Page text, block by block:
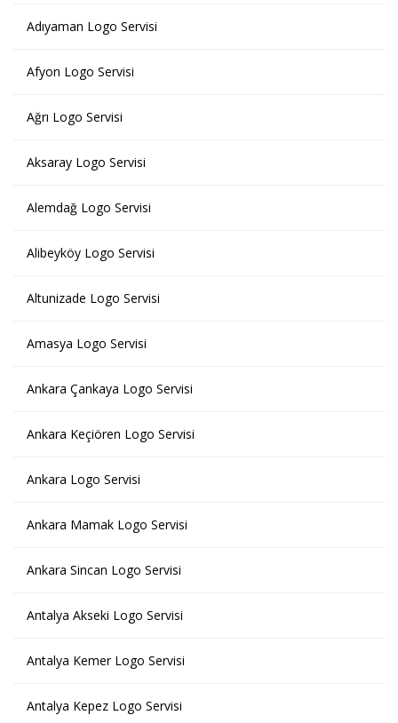
Adıyaman Logo Servisi
Afyon Logo Servisi
Ağrı Logo Servisi
Aksaray Logo Servisi
Alemdağ Logo Servisi
Alibeyköy Logo Servisi
Altunizade Logo Servisi
Amasya Logo Servisi
Ankara Çankaya Logo Servisi
Ankara Keçiören Logo Servisi
Ankara Logo Servisi
Ankara Mamak Logo Servisi
Ankara Sincan Logo Servisi
Antalya Akseki Logo Servisi
Antalya Kemer Logo Servisi
Antalya Kepez Logo Servisi